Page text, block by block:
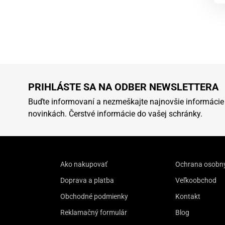
PRIHLÁSTE SA NA ODBER NEWSLETTERA
Buďte informovaní a nezmeškajte najnovšie
novinkách. Čerstvé informácie do vašej schránky.
Ako nakupovať
Doprava a platba
Obchodné podmienky
Reklamačný formulár
Ochrana
Veľkoobchod
Kontakt
Blog